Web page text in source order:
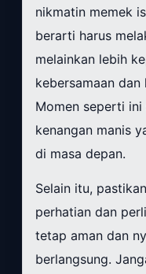
nikmatin memek
berarti harus
melainkan lebih
kebersamaan
Momen seperti
kenangan manis
di masa depan.
Selain itu,
perhatian dan
tetap aman dan
berlangsung.